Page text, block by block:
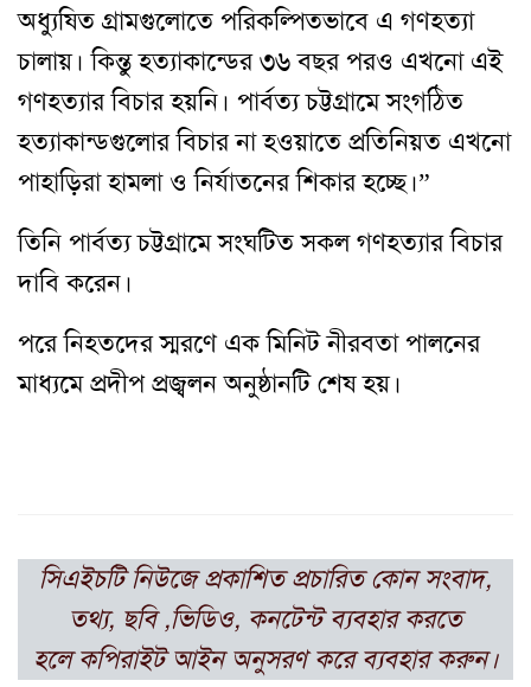
অধ্যুষিত গ্রামগুলোতে পরিকল্পিতভাবে এ গণহত্যা
চালায়। কিন্তু হত্যাকান্ডের ৩৬ বছর পরও এখনো এই
গণহত্যার বিচার হয়নি। পার্বত্য চট্টগ্রামে সংগঠিত
হত্যাকান্ডগুলোর বিচার না হওয়াতে প্রতিনিয়ত এখনো
পাহাড়িরা হামলা ও নির্যাতনের শিকার হচ্ছে।”
তিনি পার্বত্য চট্টগ্রামে সংঘটিত সকল গণহত্যার বিচার
দাবি করেন।
পরে নিহতদের স্মরণে এক মিনিট নীরবতা পালনের
মাধ্যমে প্রদীপ প্রজ্বলন অনুষ্ঠানটি শেষ হয়।
সিএইচটি নিউজে প্রকাশিত প্রচারিত কোন সংবাদ,
তথ্য, ছবি ,ভিডিও, কনটেন্ট ব্যবহার করতে
হলে কপিরাইট আইন অনুসরণ করে ব্যবহার করুন।